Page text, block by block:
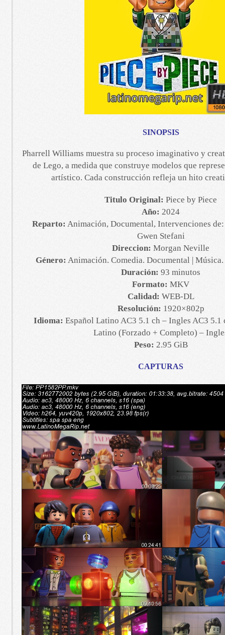
SINOPSIS
Pharrell Williams muestra su proceso imaginativo y
de Lego, a medida que construye modelos que
artístico. Cada construcción refleja un hito
Titulo Original: Piece by Piece
Año: 2024
Reparto: Animación, Documental, Intervenciones
Gwen Stefani
Direccion: Morgan Neville
Género: Animación. Comedia. Documental |
Duración: 93 minutos
Formato: MKV
Calidad: WEB-DL
Resolución: 1920×802p
Idioma: Español Latino AC3 5.1 ch – Ingles AC3 5.1
Latino (Forzado + Completo) –
Peso: 2.95 GiB
CAPTURAS